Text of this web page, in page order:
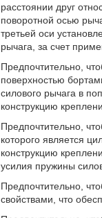
расстоянии друг
поворотной осью
третьей оси
рычага, за счет
Предпочтительно,
поверхностью
силового рычага в
конструкцию
Предпочтительно,
которого является
конструкцию
усилия пружины
Предпочтительно,
свойствами, что